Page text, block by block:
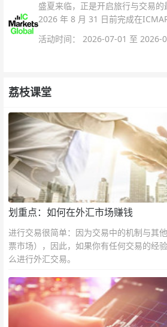
盛夏来临，正是开启旅行与交易
2026 年 8 月 31 日前完成在
活动时间： 2026-07-01 至 2026-
荔枝课堂
划重点：如何在外汇市场赚钱
进行交易很简单：因为交易中的机制与其
票市场），因此，如果你有任何交易的经
么进行外汇交易。